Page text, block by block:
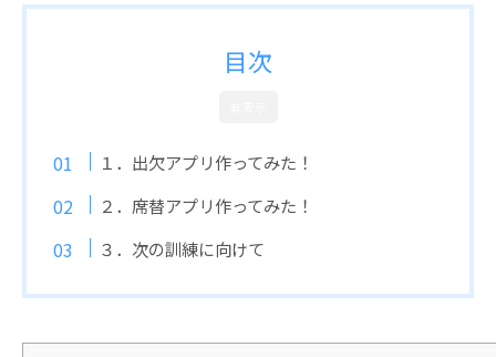
目次
１．出欠アプリ作ってみた！
２．席替アプリ作ってみた！
３．次の訓練に向けて